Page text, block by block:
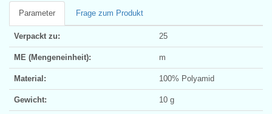
Parameter Frage zum Produkt
Verpackt zu: 25
ME (Mengeneinheit): m
Material: 100% Polyamid
Gewicht: 10 g